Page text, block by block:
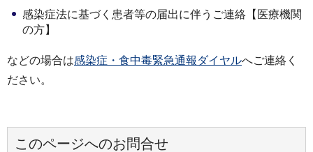
感染症法に基づく患者等の届出に伴うご連絡【医療機関
の方】
などの場合は感染症・食中毒緊急通報ダイヤルへご連絡く
ださい。
このページへのお問合せ